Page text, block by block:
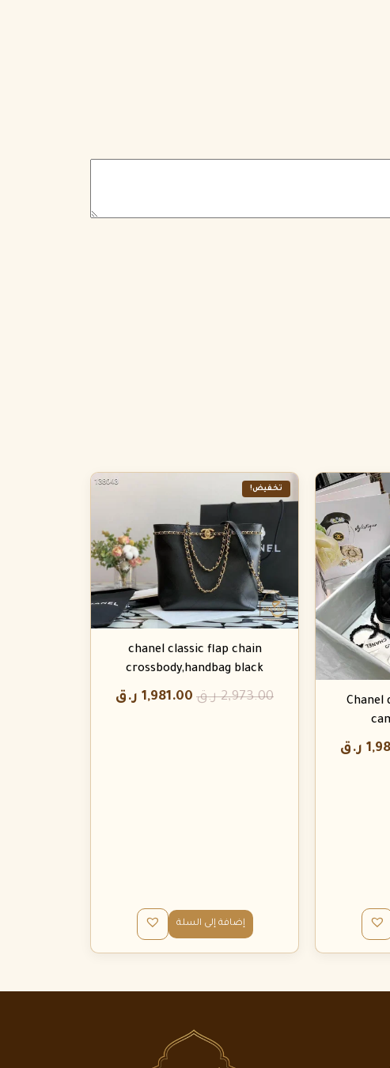
Chanel
ر.ق
تخفيض!
chanel classic flap chain
crossbody,handbag black
2,973.00 ر.ق 1,981.00 ر.ق
إضافة إلى السلة